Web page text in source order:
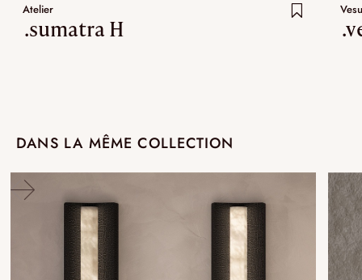
Atelier
.sumatra H
DANS LA MÊME COLLECTION